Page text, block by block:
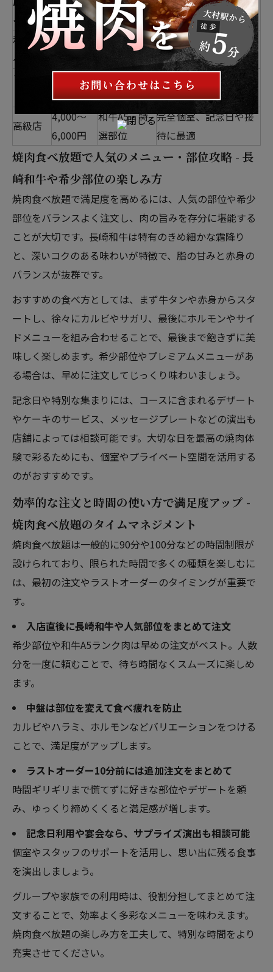
イプ
価格帯
め部位
特徴
和牛食
べ放題
3,000～
長崎和牛・
プレミアムコース、個
室・宴会対応
ファミ
2,500～
4,000円
カルビ・タ
ン塩
子供割引、広いテーブ
ル席
高級店
4,000～
6,000円
和牛A5・特
選部位
完全個室、記念日や接
待に最適
焼肉食べ放題で人気のメニュー・部位攻略 - 長
崎和牛や希少部位の楽しみ方
焼肉食べ放題で満足度を高めるには、人気の部位や希少
部位をバランスよく注文し、肉の旨みを存分に堪能する
ことが大切です。長崎和牛は特有のきめ細かな霜降り
と、深いコクのある味わいが特徴で、脂の甘みと赤身の
バランスが抜群です。
おすすめの食べ方としては、まず牛タンや赤身からスタ
ートし、徐々にカルビやサガリ、最後にホルモンやサイ
ドメニューを組み合わせることで、最後まで飽きずに美
味しく楽しめます。希少部位やプレミアムメニューがあ
る場合は、早めに注文してじっくり味わいましょう。
記念日や特別な集まりには、コースに含まれるデザート
やケーキのサービス、メッセージプレートなどの演出も
店舗によっては相談可能です。大切な日を最高の焼肉体
験で彩るためにも、個室やプライベート空間を活用する
のがおすすめです。
効率的な注文と時間の使い方で満足度アップ -
焼肉食べ放題のタイムマネジメント
焼肉食べ放題は一般的に90分や100分などの時間制限が
設けられており、限られた時間で多くの種類を楽しむに
は、最初の注文やラストオーダーのタイミングが重要で
す。
入店直後に長崎和牛や人気部位をまとめて注文
希少部位や和牛A5ランク肉は早めの注文がベスト。人数
分を一度に頼むことで、待ち時間なくスムーズに楽しめ
ます。
中盤は部位を変えて食べ疲れを防止
カルビやハラミ、ホルモンなどバリエーションをつける
ことで、満足度がアップします。
ラストオーダー10分前には追加注文をまとめて
時間ギリギリまで慌てずに好きな部位やデザートを頼
み、ゆっくり締めくくると満足感が増します。
記念日利用や宴会なら、サプライズ演出も相談可能
個室やスタッフのサポートを活用し、思い出に残る食事
を演出しましょう。
グループや家族での利用時は、役割分担してまとめて注
文することで、効率よく多彩なメニューを味わえます。
焼肉食べ放題の楽しみ方を工夫して、特別な時間をより
充実させてください。